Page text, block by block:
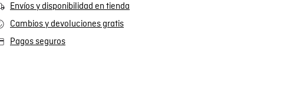
Envíos y disponibilidad en tienda
Cambios y devoluciones gratis
Pagos seguros